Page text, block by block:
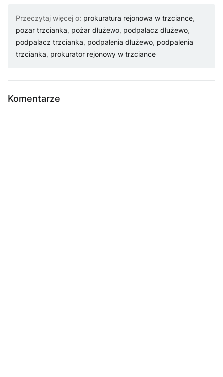
Przeczytaj więcej o: prokuratura rejonowa w trzciance,
pozar trzcianka, pożar dłużewo, podpalacz dłużewo,
podpalacz trzcianka, podpalenia dłużewo, podpalenia
trzcianka, prokurator rejonowy w trzciance
Komentarze